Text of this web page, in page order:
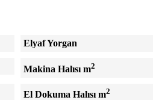
Elyaf Yorgan
Makina Halısı m2
El Dokuma Halısı m2